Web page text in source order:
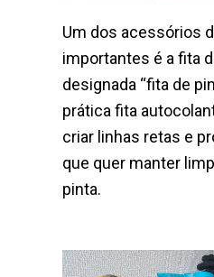
Um dos acessórios
importantes é a fita
designada “fita de
prática fita
criar linhas retas e
que quer manter
pinta.